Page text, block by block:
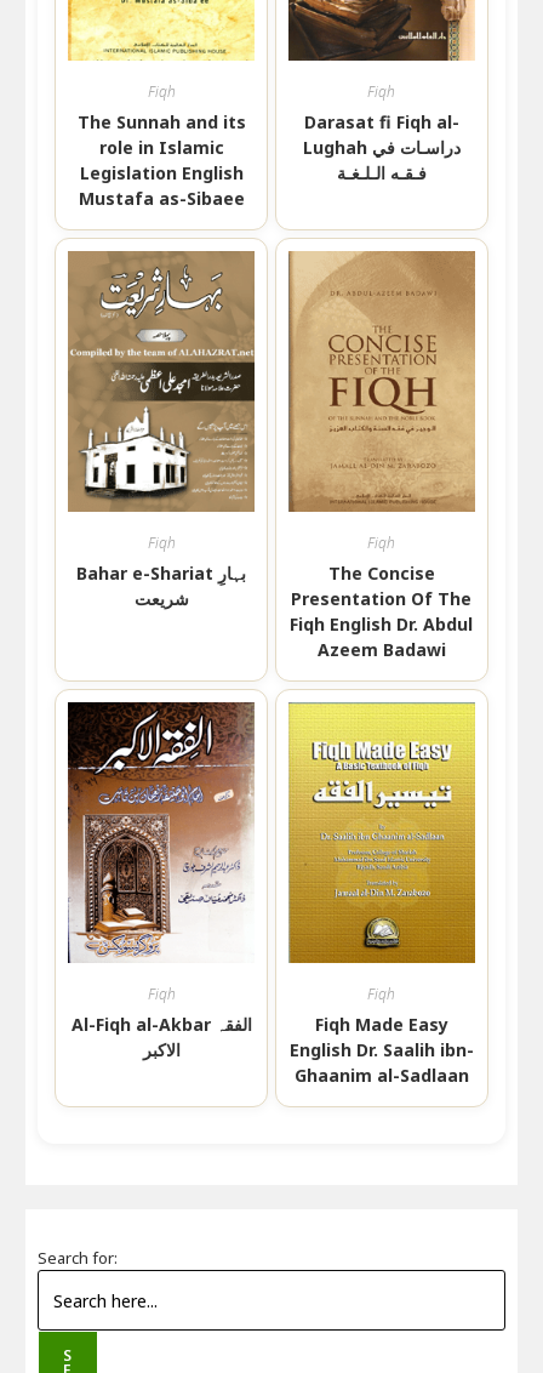
Fiqh
The Sunnah and its
role in Islamic
Legislation English
Mustafa as-Sibaee
Fiqh
Darasat fi Fiqh al-
Lughah دراسـات في
فـقـه الـلـغـة
Fiqh
Bahar e-Shariat بہارِ
شریعت
Fiqh
The Concise
Presentation Of The
Fiqh English Dr. Abdul
Azeem Badawi
Fiqh
Al-Fiqh al-Akbar الفقہ
الاکبر
Fiqh
Fiqh Made Easy
English Dr. Saalih ibn-
Ghaanim al-Sadlaan
Search for:
S